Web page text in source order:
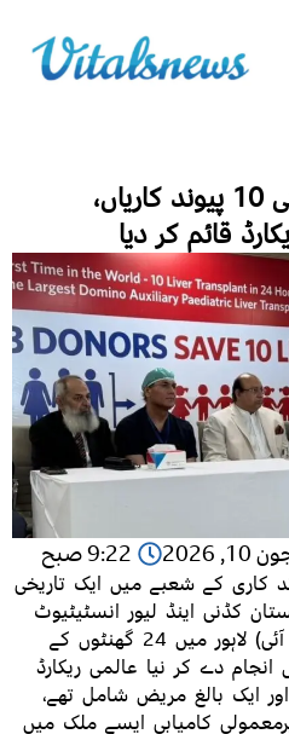
24 گھنٹوں میں جگر کی 10 پیوند کاریاں،
قائم کر دیا
10, 2026 9:22 صبح
کاری کے شعبے میں ایک تاریخی
کڈنی اینڈ لیور انسٹیٹیوٹ
اینڈ ریسرچ سینٹر (پی کے ایل آئی) لاہور میں 24 گھنٹوں کے
کاریاں انجام دے کر نیا عالمی ریکارڈ
ایک بالغ مریض شامل تھے،
کامیابی ایسے ملک میں